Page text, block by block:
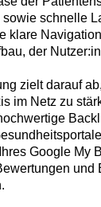
schnelle
klare
der
zielt darauf
im Netz zu
Google My
und